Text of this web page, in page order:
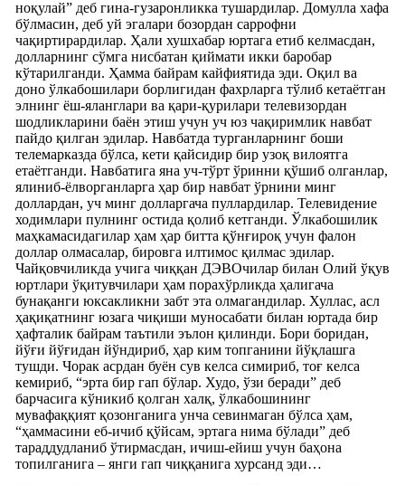
ноқулай” деб гина-гузаронликка тушардилар. Домулла хафа
бўлмасин, деб уй эгалари бозордан саррофни
чақиртирардилар. Ҳали хушхабар юртага етиб келмасдан,
долларнинг сўмга нисбатан қиймати икки баробар
кўтарилганди. Ҳамма байрам кайфиятида эди. Оқил ва
доно ўлкабошилари борлигидан фахрларга тўлиб кетаётган
элнинг ёш-яланглари ва қари-қурилари телевизордан
шодликларини баён этиш учун уч юз чақиримлик навбат
пайдо қилган эдилар. Навбатда турганларнинг боши
телемарказда бўлса, кети қайсидир бир узоқ вилоятга
етаётганди. Навбатига яна уч-тўрт ўринни қўшиб олганлар,
ялиниб-ёлворганларга ҳар бир навбат ўрнини минг
доллардан, уч минг долларгача пуллардилар. Телевидение
ходимлари пулнинг остида қолиб кетганди. Ўлкабошилик
маҳкамасидагилар ҳам ҳар битта қўнғироқ учун фалон
доллар олмасалар, бировга илтимос қилмас эдилар.
Чайқовчиликда учига чиққан ДЭВОчилар билан Олий ўқув
юртлари ўқитувчилари ҳам порахўрликда ҳалигача
бунақанги юксакликни забт эта олмагандилар. Хуллас, асл
ҳақиқатнинг юзага чиқиши муносабати билан юртада бир
ҳафталик байрам таътили эълон қилинди. Бори боридан,
йўғи йўғидан йўндириб, ҳар ким топганини йўқлашга
тушди. Чорак асрдан буён сув келса симириб, тоғ келса
кемириб, “эрта бир гап бўлар. Худо, ўзи беради” деб
барчасига кўникиб қолган халқ, ўлкабошининг
мувафаққият қозонганига унча севинмаган бўлса ҳам,
“ҳаммасини еб-ичиб қўйсам, эртага нима бўлади” деб
тараддудланиб ўтирмасдан, ичиш-ейиш учун баҳона
топилганига – янги гап чиққанига хурсанд эди…